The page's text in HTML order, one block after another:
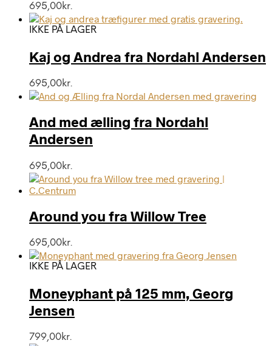
695,00kr.
IKKE PÅ LAGER
Kaj og Andrea fra Nordahl Andersen
695,00kr.
And med ælling fra Nordahl
Andersen
695,00kr.
Around you fra Willow Tree
695,00kr.
IKKE PÅ LAGER
Moneyphant på 125 mm, Georg
Jensen
799,00kr.